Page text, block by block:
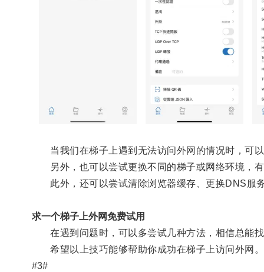
当我们在梯子上遇到无法访问外网的情况时，可
另外，也可以尝试更换不同的梯子或网络环境，
此外，还可以尝试清除浏览器缓存、更换DNS服
求一个梯子上外网免费试用
在遇到问题时，可以多尝试几种方法，相信总能找
希望以上技巧能够帮助你成功在梯子上访问外网。
#3#